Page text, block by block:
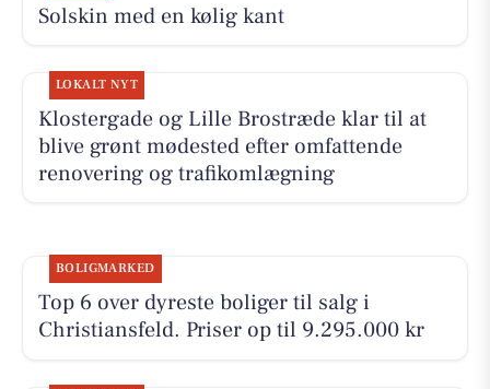
Solskin med en kølig kant
LOKALT NYT
Klostergade og Lille Brostræde klar til at
blive grønt mødested efter omfattende
renovering og trafikomlægning
BOLIGMARKED
Top 6 over dyreste boliger til salg i
Christiansfeld. Priser op til 9.295.000 kr